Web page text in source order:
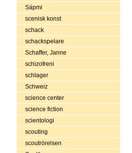
Sápmi
scenisk konst
schack
schackspelare
Schaffer, Janne
schizofreni
schlager
Schweiz
science center
science fiction
scientologi
scouting
scoutrörelsen